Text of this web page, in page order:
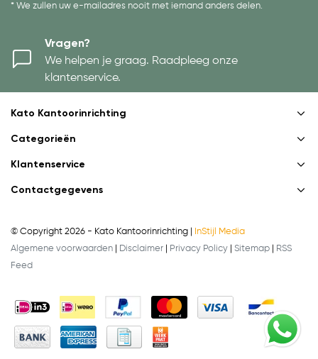
* We zullen uw e-mailadres nooit met iemand anders delen.
Vragen?
We helpen je graag. Raadpleeg onze
klantenservice.
Kato Kantoorinrichting
Categorieën
Klantenservice
Contactgegevens
© Copyright 2026 - Kato Kantoorinrichting |
InStijl Media
Algemene voorwaarden
Disclaimer Privacy Policy Sitemap
RSS
Feed